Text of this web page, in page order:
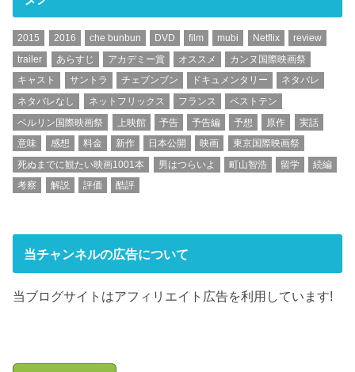
2015 2016 che bunbun DVD film mubi Netflix
review
trailer
あらすじ アカデミー賞 オススメ
カンヌ国際映画祭
キャスト
サントラ チェブンブン ドキュメンタリー
ネタバレ
ネタバレなし
ネットフリックス フランス
ベストテン
ベルリン国際映画祭
上映館 予告 予告編 予想 原作
実話
意味
感想 料金 新作 日本公開 映画
東京国際映画祭
死ぬまでに観たい映画1001本
男はつらいよ 町山智浩 留学
続編
考察
解説 評価 酷評
当チャンネルの広告について
当ブログサイトはアフィリエイト広告を利用しています!